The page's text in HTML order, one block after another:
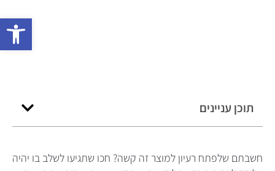
פתח
חשבתם שלפתח רעיון למוצר זה קשה? חכו שתגיעו לשלב בו יהיה
תוכן עניינים